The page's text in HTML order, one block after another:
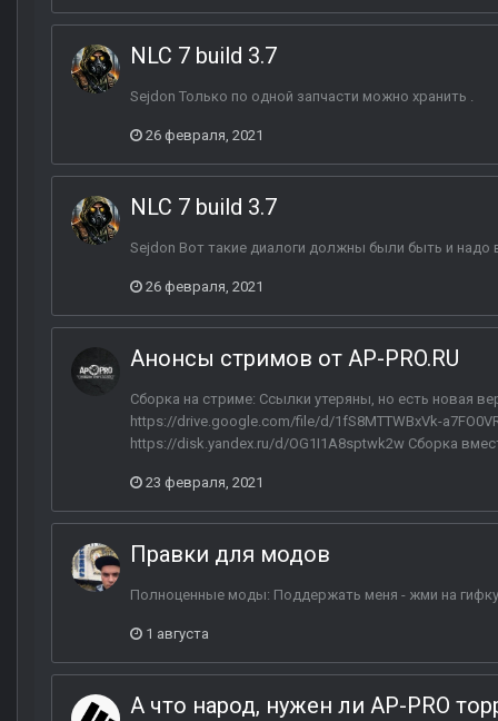
NLC 7 build 3.7
Sejdon Только по одной запчасти можно хранить .
26 февраля, 2021
NLC 7 build 3.7
Sejdon Вот такие диалоги должны были быть и надо
26 февраля, 2021
Анонсы стримов от AP-PRO.RU
Сборка на стриме: Ссылки утеряны, но есть новая
https://drive.google.com/file/d/1fS8MTTWBxVk-
https://disk.yandex.ru/d/OG1I1A8sptwk2w Сборка
23 февраля, 2021
Правки для модов
Полноценные моды: Поддержать меня - жми на
1 августа
А что народ, нужен ли AP-PRO